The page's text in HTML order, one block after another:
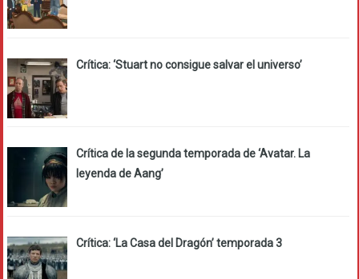
Crítica: ‘Stuart no consigue salvar el universo’
Crítica de la segunda temporada de ‘Avatar. La
leyenda de Aang’
Crítica: ‘La Casa del Dragón’ temporada 3